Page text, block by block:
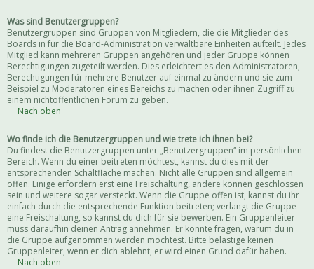
Was sind Benutzergruppen?
Benutzergruppen sind Gruppen von Mitgliedern, die die Mitglieder des
Boards in für die Board-Administration verwaltbare Einheiten aufteilt. Jedes
Mitglied kann mehreren Gruppen angehören und jeder Gruppe können
Berechtigungen zugeteilt werden. Dies erleichtert es den Administratoren,
Berechtigungen für mehrere Benutzer auf einmal zu ändern und sie zum
Beispiel zu Moderatoren eines Bereichs zu machen oder ihnen Zugriff zu
einem nichtöffentlichen Forum zu geben.
Nach oben
Wo finde ich die Benutzergruppen und wie trete ich ihnen bei?
Du findest die Benutzergruppen unter „Benutzergruppen“ im persönlichen
Bereich. Wenn du einer beitreten möchtest, kannst du dies mit der
entsprechenden Schaltfläche machen. Nicht alle Gruppen sind allgemein
offen. Einige erfordern erst eine Freischaltung, andere können geschlossen
sein und weitere sogar versteckt. Wenn die Gruppe offen ist, kannst du ihr
einfach durch die entsprechende Funktion beitreten; verlangt die Gruppe
eine Freischaltung, so kannst du dich für sie bewerben. Ein Gruppenleiter
muss daraufhin deinen Antrag annehmen. Er könnte fragen, warum du in
die Gruppe aufgenommen werden möchtest. Bitte belästige keinen
Gruppenleiter, wenn er dich ablehnt, er wird einen Grund dafür haben.
Nach oben